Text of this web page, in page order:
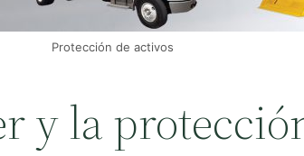
Protección de activos
y la